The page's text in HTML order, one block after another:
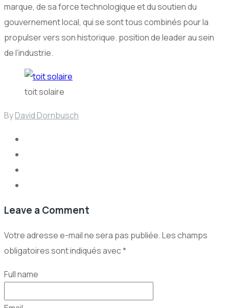
marque, de sa force technologique et du soutien du
gouvernement local, qui se sont tous combinés pour la
propulser vers son historique. position de leader au sein
de l’industrie.
toit solaire
ByDavid Dornbusch
Leave a Comment
Votre adresse e-mail ne sera pas publiée.Les champs
obligatoires sont indiqués avec*
Full name